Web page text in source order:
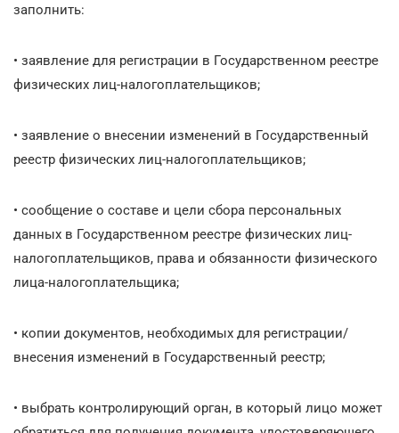
заполнить:
• заявление для регистрации в Государственном реестре
физических лиц-налогоплательщиков;
• заявление о внесении изменений в Государственный
реестр физических лиц-налогоплательщиков;
• сообщение о составе и цели сбора персональных
данных в Государственном реестре физических лиц-
налогоплательщиков, права и обязанности физического
лица-налогоплательщика;
• копии документов, необходимых для регистрации/
внесения изменений в Государственный реестр;
• выбрать контролирующий орган, в который лицо может